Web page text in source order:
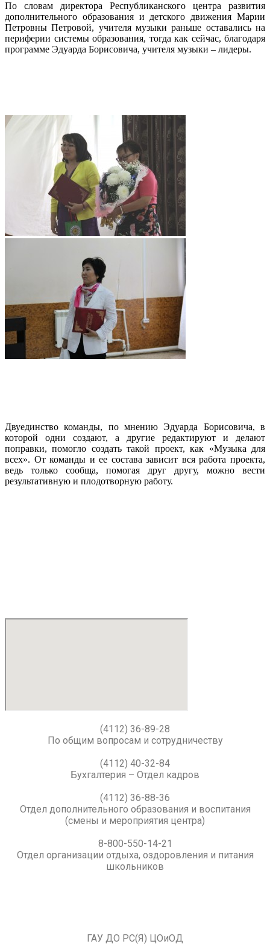
По словам директора Республиканского центра развития
дополнительного образования и детского движения Марии
Петровны Петровой, учителя музыки раньше оставались на
периферии системы образования, тогда как сейчас, благодаря
программе Эдуарда Борисовича, учителя музыки – лидеры.
Двуединство команды, по мнению Эдуарда Борисовича, в
которой одни создают, а другие редактируют и делают
поправки, помогло создать такой проект, как «Музыка для
всех». От команды и ее состава зависит вся работа проекта,
ведь только сообща, помогая друг другу, можно вести
результативную и плодотворную работу.
(4112) 36-89-28
По общим вопросам и сотрудничеству
(4112) 40-32-84
Бухгалтерия – Отдел кадров
(4112) 36-88-36
Отдел дополнительного образования и воспитания
(смены и мероприятия центра)
8-800-550-14-21
Отдел организации отдыха, оздоровления и питания
школьников
ГАУ ДО РС(Я) ЦОиОД